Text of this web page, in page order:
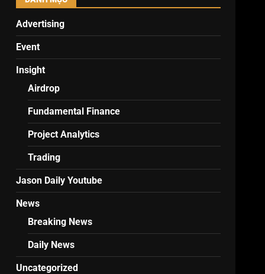
Advertising
Event
Insight
Airdrop
Fundamental Finance
Project Analytics
Trading
Jason Daily Youtube
News
Breaking News
Daily News
Uncategorized